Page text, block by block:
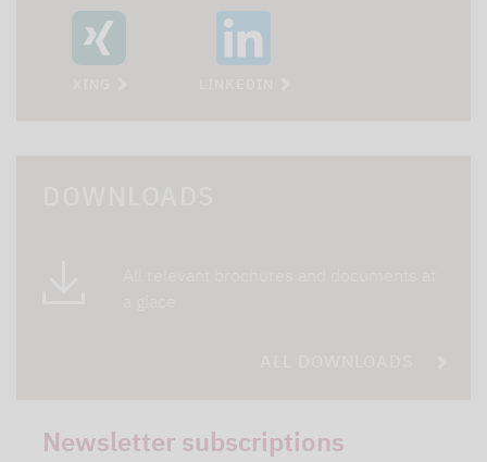
Newsletter subscriptions